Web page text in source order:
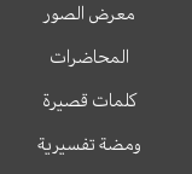
معرض الصور
المحاضرات
كلمات قصيرة
ومضة تفسيرية